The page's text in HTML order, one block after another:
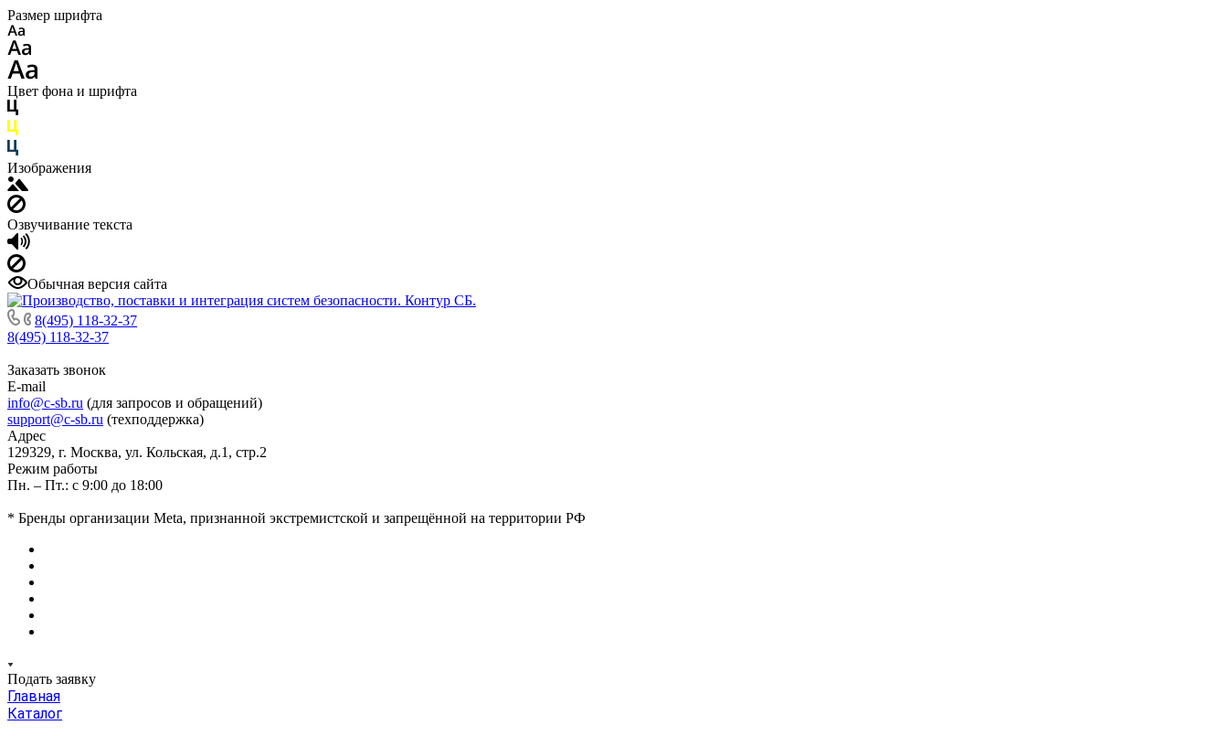
Размер шрифта
Цвет фона и шрифта
Изображения
Озвучивание текста
Обычная версия сайта
8(495) 118-32-37
8(495) 118-32-37
Заказать звонок
E-mail
info@c-sb.ru (для запросов и обращений)
support@c-sb.ru (техподдержка)
Адрес
129329, г. Москва, ул. Кольская, д.1, стр.2
Режим работы
Пн. – Пт.: с 9:00 до 18:00
* Бренды организации Meta, признанной экстремистской и запрещённой на территории РФ
Подать заявку
Главная
Каталог